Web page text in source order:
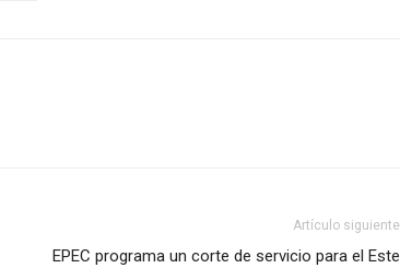
Artículo siguiente
EPEC programa un corte de servicio para el Este